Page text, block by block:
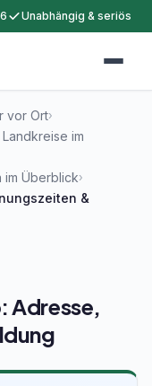
Unabhängig & seriös
vor Ort›
im
im Überblick›
&
Adresse,